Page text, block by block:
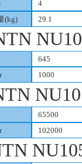
4
(kg)
29.1
645
1000
65500
102000